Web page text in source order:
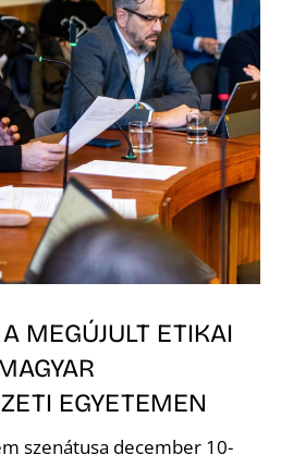
MEGÚJULT ETIKAI
EGYETEMEN
szenátusa december 10-